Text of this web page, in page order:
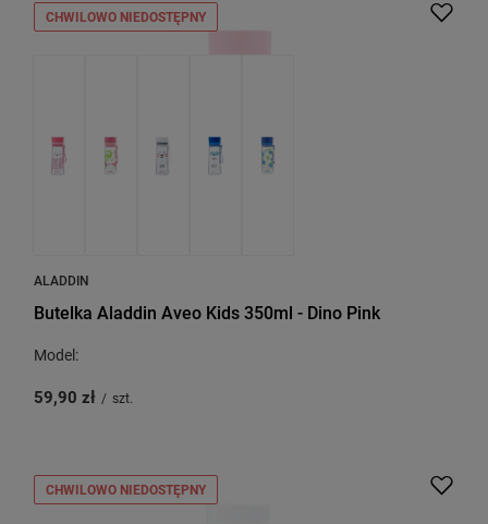
CHWILOWO NIEDOSTĘPNY
ALADDIN
Butelka Aladdin Aveo Kids 350ml - Dino Pink
Model:
59,90 zł / szt.
CHWILOWO NIEDOSTĘPNY